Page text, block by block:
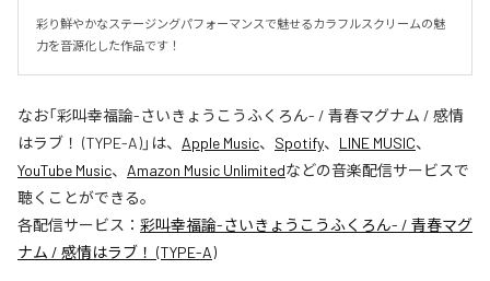
彩り鮮やかなステージングパフォーマンスで魅せるカラフルスクリームの魅
力を音源化した作品です！
なお「彩叫幸福論-さいきょうこうふくろん- / 青春マグナム / 感情
はラブ！ (TYPE-A)」は、 Apple Music、 Spotify、 LINE MUSIC、
YouTube Music、 Amazon Music Unlimitedなどの音楽配信サービスで
聴くことができる。
各配信サービス： 彩叫幸福論-さいきょうこうふくろん- / 青春マグ
ナム / 感情はラブ！ (TYPE-A)